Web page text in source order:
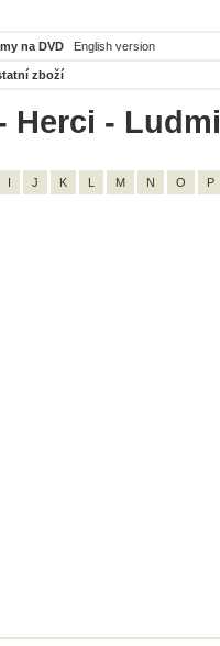
na DVD English version
zboží
Herci -
I J K L M N O P